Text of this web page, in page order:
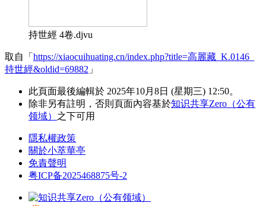
持世經 4卷.djvu
取自「 https://xiaocuihuating.cn/index.php?title=高麗藏_K.0146_
持世經&oldid=69882 」
此頁面最後編輯於 2025年10月8日 (星期三) 12:50。
除非另有註明，否則頁面內容基於知识共享Zero（公有
领域） 之下可用
隱私權政策
關於小萃華亭
免責聲明
粤ICP备2025468875号-2